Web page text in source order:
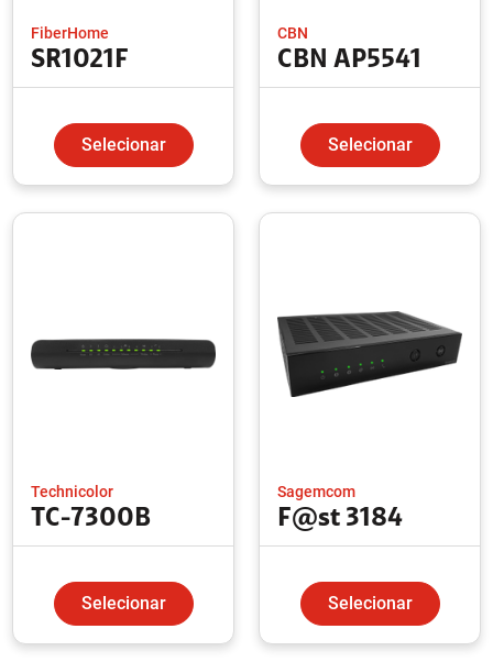
FiberHome
SR1021F
Selecionar
CBN
CBN AP5541
Selecionar
Technicolor
TC-7300B
Selecionar
Sagemcom
F@st 3184
Selecionar